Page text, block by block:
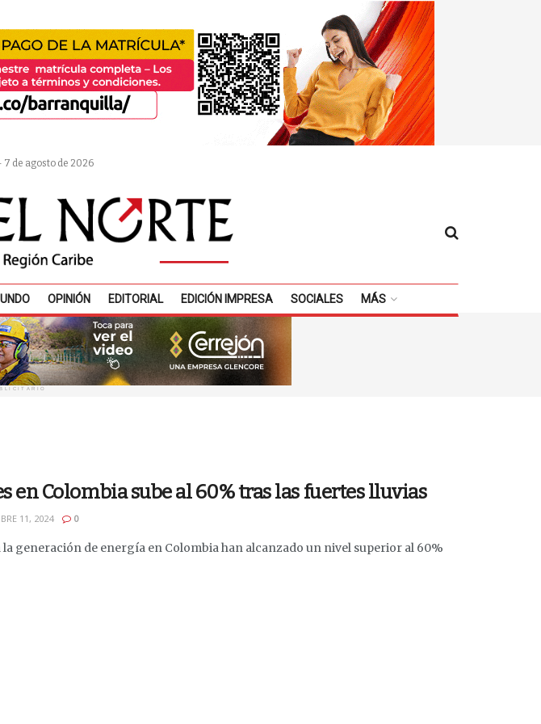
7 de agosto de 2026
OPINIÓN EDITORIAL EDICIÓN IMPRESA SOCIALES MÁS
en Colombia sube al 60% tras las fuertes lluvias
11, 2024 0
la generación de energía en Colombia han alcanzado un nivel superior al 60%